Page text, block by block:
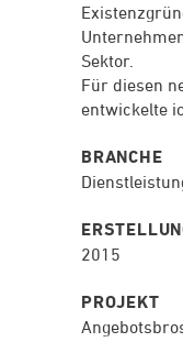
Sektor.
Für diesen
entwickelte
BRANCHE
2015
PROJEKT